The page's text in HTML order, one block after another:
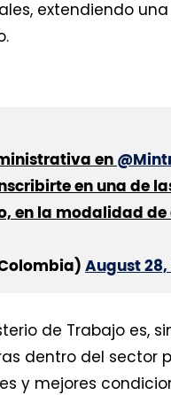
extendiendo
en
en una de
en la modalidad de
August 28,
de Trabajo es,
dentro del sector
y mejores